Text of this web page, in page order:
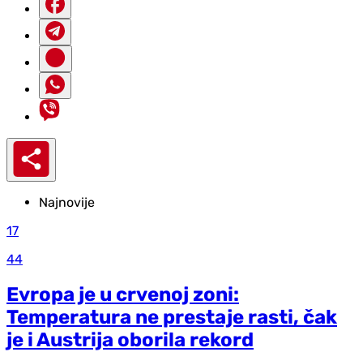
Najnovije
17
44
Evropa je u crvenoj zoni:
Temperatura ne prestaje rasti, čak
je i Austrija oborila rekord